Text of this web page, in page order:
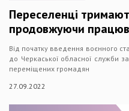
Переселенці
продовжуючи
Від початку введення воєнного
до Черкаської обласної служби
переміщених громадян
27.09.2022